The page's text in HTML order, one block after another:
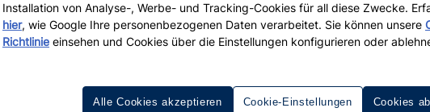
Installation von Analyse-, Werbe- und Tracking-Cookies für all diese Zwecke.
hier, wie Google Ihre personenbezogenen Daten verarbeitet. Sie können unsere
Richtlinie einsehen und Cookies über die Einstellungen konfigurieren oder
Cookie-Einstellungen Cookies
Alle Cookies akzeptieren